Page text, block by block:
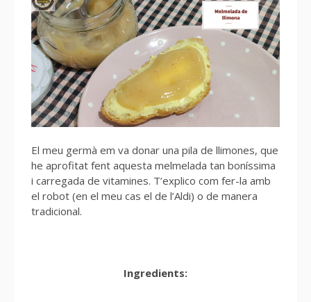
El meu germà em va donar una pila de llimones, que
he aprofitat fent aquesta melmelada tan boníssima
i carregada de vitamines. T’explico com fer-la amb
el robot (en el meu cas el de l’Aldi) o de manera
tradicional.
Ingredients: